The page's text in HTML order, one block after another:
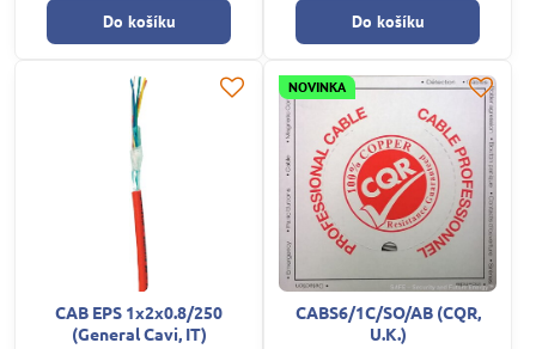
Do košíku Do košíku
CAB EPS 1x2x0.8/250
(General Cavi, IT)
NOVINKA
CABS6/1C/SO/AB (CQR,
U.K.)